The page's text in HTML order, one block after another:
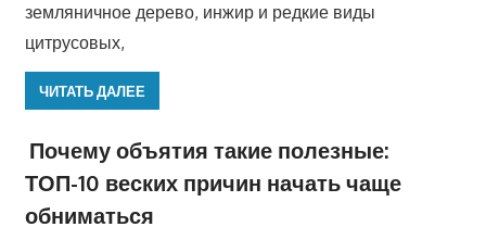
земляничное дерево, инжир и редкие виды
цитрусовых,
ЧИТАТЬ ДАЛЕЕ
Почему объятия такие полезные:
ТОП-10 веских причин начать чаще
обниматься